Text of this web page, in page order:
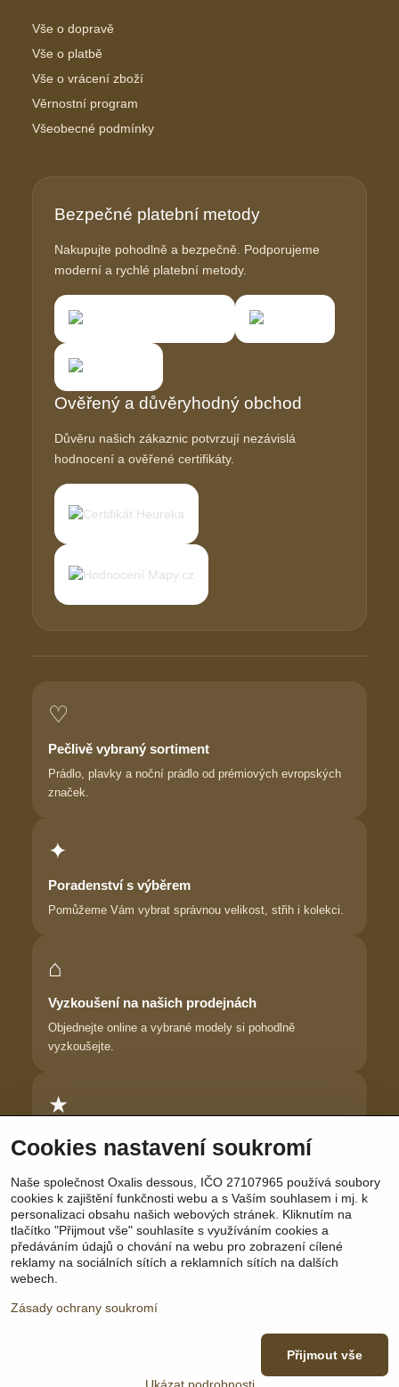
Vše o dopravě
Vše o platbě
Vše o vrácení zboží
Věrnostní program
Všeobecné podmínky
Bezpečné platební metody
Nakupujte pohodlně a bezpečně. Podporujeme
moderní a rychlé platební metody.
Ověřený a důvěryhodný obchod
Důvěru našich zákaznic potvrzují nezávislá
hodnocení a ověřené certifikáty.
♡
Pečlivě vybraný sortiment
Prádlo, plavky a noční prádlo od prémiových evropských
značek.
✦
Poradenství s výběrem
Pomůžeme Vám vybrat správnou velikost, střih i kolekci.
⌂
Vyzkoušení na našich prodejnách
Objednejte online a vybrané modely si pohodlně
vyzkoušejte.
★
Důvěra zákaznic
cítí krásně.
Sledujte nás: Facebook | Instagram | YouTube
Zásady ochrany soukromí
Cookies nastavení soukromí
Naše společnost Oxalis dessous, IČO 27107965 používá soubory
cookies k zajištění funkčnosti webu a s Vaším souhlasem i mj. k
personalizaci obsahu našich webových stránek. Kliknutím na
tlačítko "Přijmout vše" souhlasíte s využíváním cookies a
předáváním údajů o chování na webu pro zobrazení cílené
reklamy na sociálních sítích a reklamních sítích na dalších
webech.
Zásady ochrany soukromí
Přijmout vše